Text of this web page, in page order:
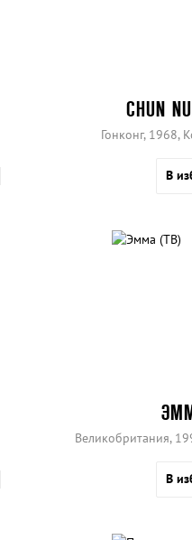
CHUN
Гонконг, 1968,
В
Великобритания,
В